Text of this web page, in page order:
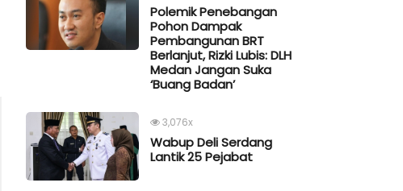
Polemik Penebangan
Pohon Dampak
Pembangunan BRT
Berlanjut, Rizki Lubis: DLH
Medan Jangan Suka
‘Buang Badan’
3,076x
Wabup Deli Serdang
Lantik 25 Pejabat